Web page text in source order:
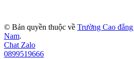
© Bản quyền thuộc về Trường Cao
Nam.
Chat Zalo
0899519666